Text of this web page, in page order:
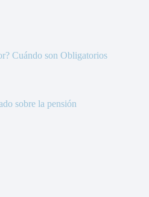
Cuándo son Obligatorios